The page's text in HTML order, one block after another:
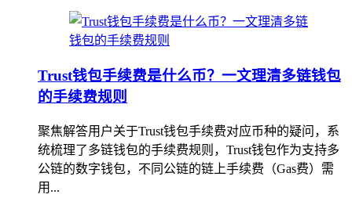
Trust钱包手续费是什么币？一文理清多链钱包
的手续费规则
聚焦解答用户关于Trust钱包手续费对应币种的疑问，系
统梳理了多链钱包的手续费规则，Trust钱包作为支持多
公链的数字钱包，不同公链的链上手续费（Gas费）需
用...